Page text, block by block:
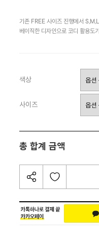
기존 FREE 사이즈 진행에서
베이직한 디자인으로 코디 활용도
색상
사이즈
총 합계 금액